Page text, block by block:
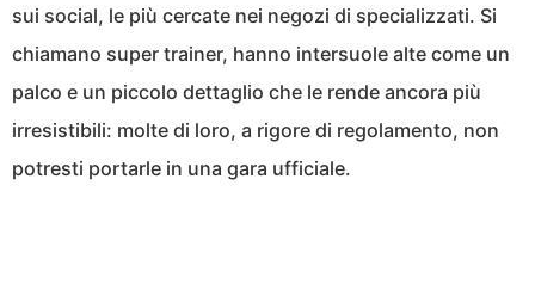
sui social, le più cercate nei negozi di specializzati. Si
chiamano super trainer, hanno intersuole alte come un
palco e un piccolo dettaglio che le rende ancora più
irresistibili: molte di loro, a rigore di regolamento, non
potresti portarle in una gara ufficiale.